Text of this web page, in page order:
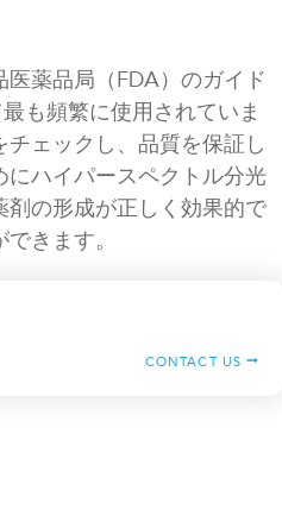
薬品局（FDA）のガイド
も頻繁に使用されていま
ェックし、品質を保証し
ハイパースペクトル分光
の形成が正しく効果的で
きます。
CONTACT US